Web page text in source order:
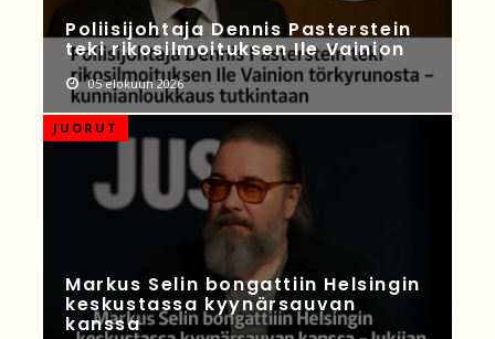
Poliisijohtaja Dennis Pasterstein
teki rikosilmoituksen Ile Vainion
05 elokuun 2026
JUORUT
Markus Selin bongattiin Helsingin
keskustassa kyynärsauvan
kanssa